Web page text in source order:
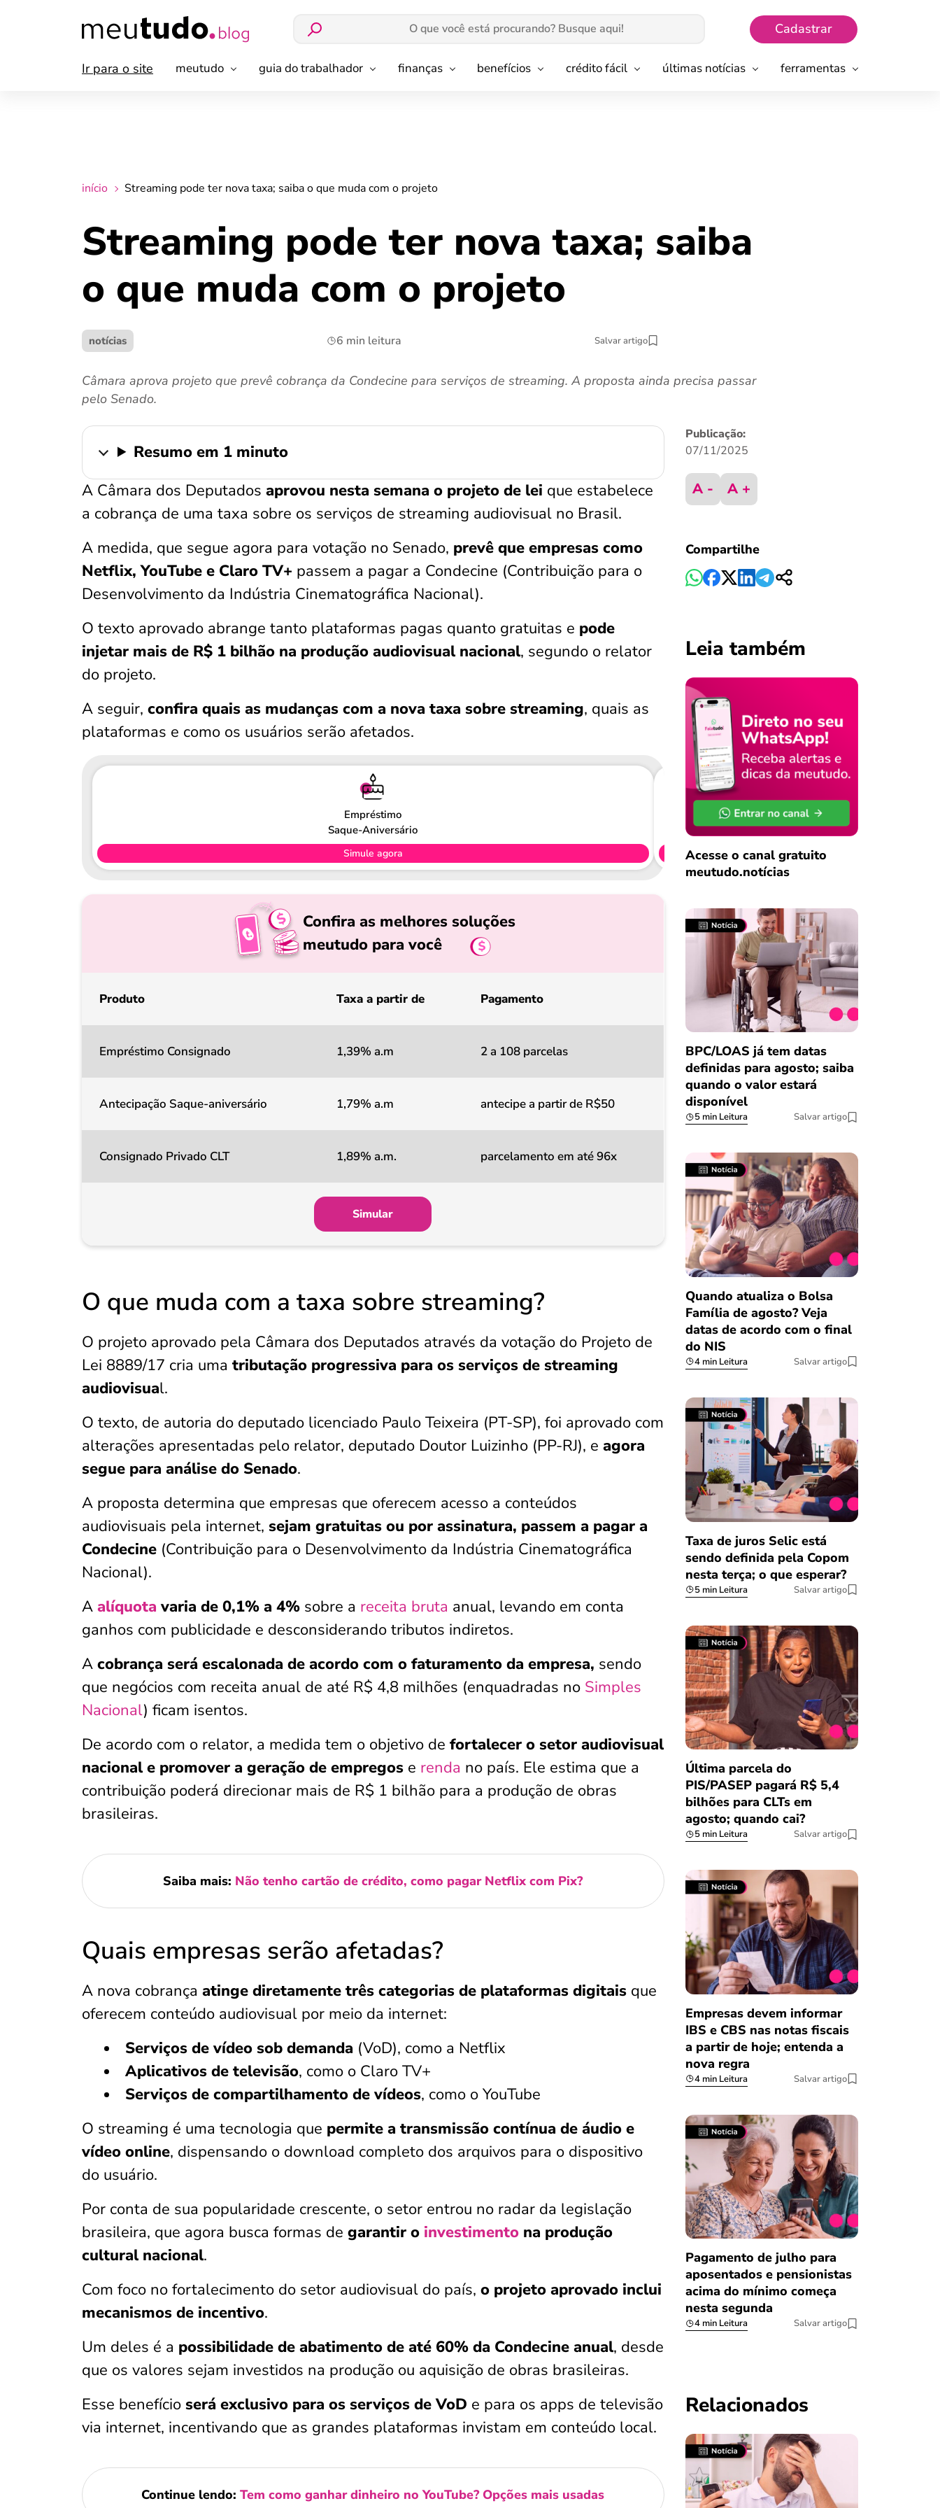
Cadastrar
Ir para o site meutudo guia do trabalhador finanças benefícios crédito fácil últimas notícias ferramentas
início Streaming pode ter nova taxa; saiba o que muda com o projeto
Streaming pode ter nova taxa; saiba
o que muda com o projeto
notícias 6 min leitura Salvar artigo
Câmara aprova projeto que prevê cobrança da Condecine para serviços de streaming. A proposta ainda precisa passar
pelo Senado.
Resumo em 1 minuto
A Câmara dos Deputados aprovou nesta semana o projeto de lei que estabelece
a cobrança de uma taxa sobre os serviços de streaming audiovisual no Brasil.
A medida, que segue agora para votação no Senado, prevê que empresas como
Netflix, YouTube e Claro TV+ passem a pagar a Condecine (Contribuição para o
Desenvolvimento da Indústria Cinematográfica Nacional).
O texto aprovado abrange tanto plataformas pagas quanto gratuitas e pode
injetar mais de R$ 1 bilhão na produção audiovisual nacional, segundo o relator
do projeto.
A seguir, confira quais as mudanças com a nova taxa sobre streaming, quais as
plataformas e como os usuários serão afetados.
Empréstimo
Saque-Aniversário
Simule agora
Confira as melhores soluções
meutudo para você
Produto Taxa a partir de Pagamento
Empréstimo Consignado 1,39% a.m 2 a 108 parcelas
Antecipação Saque-aniversário 1,79% a.m antecipe a partir de R$50
Consignado Privado CLT 1,89% a.m. parcelamento em até 96x
Simular
O que muda com a taxa sobre streaming?
O projeto aprovado pela Câmara dos Deputados através da votação do Projeto de
Lei 8889/17 cria uma tributação progressiva para os serviços de streaming
audiovisual.
O texto, de autoria do deputado licenciado Paulo Teixeira (PT-SP), foi aprovado com
alterações apresentadas pelo relator, deputado Doutor Luizinho (PP-RJ), e agora
segue para análise do Senado.
A proposta determina que empresas que oferecem acesso a conteúdos
audiovisuais pela internet, sejam gratuitas ou por assinatura, passem a pagar a
Condecine (Contribuição para o Desenvolvimento da Indústria Cinematográfica
Nacional).
A alíquota varia de 0,1% a 4% sobre a receita bruta anual, levando em conta
ganhos com publicidade e desconsiderando tributos indiretos.
A cobrança será escalonada de acordo com o faturamento da empresa, sendo
que negócios com receita anual de até R$ 4,8 milhões (enquadradas no Simples
Nacional) ficam isentos.
De acordo com o relator, a medida tem o objetivo de fortalecer o setor audiovisual
nacional e promover a geração de empregos e renda no país. Ele estima que a
contribuição poderá direcionar mais de R$ 1 bilhão para a produção de obras
brasileiras.
Saiba mais: Não tenho cartão de crédito, como pagar Netflix com Pix?
Quais empresas serão afetadas?
A nova cobrança atinge diretamente três categorias de plataformas digitais que
oferecem conteúdo audiovisual por meio da internet:
Serviços de vídeo sob demanda (VoD), como a Netflix
Aplicativos de televisão, como o Claro TV+
Serviços de compartilhamento de vídeos, como o YouTube
O streaming é uma tecnologia que permite a transmissão contínua de áudio e
vídeo online, dispensando o download completo dos arquivos para o dispositivo
do usuário.
Por conta de sua popularidade crescente, o setor entrou no radar da legislação
brasileira, que agora busca formas de garantir o investimento na produção
cultural nacional.
Com foco no fortalecimento do setor audiovisual do país, o projeto aprovado inclui
mecanismos de incentivo.
Um deles é a possibilidade de abatimento de até 60% da Condecine anual, desde
que os valores sejam investidos na produção ou aquisição de obras brasileiras.
Esse benefício será exclusivo para os serviços de VoD e para os apps de televisão
via internet, incentivando que as grandes plataformas invistam em conteúdo local.
Continue lendo:Tem como ganhar dinheiro no YouTube? Opções mais usadas
Publicação:
07/11/2025
A - A +
Compartilhe
Leia também
Acesse o canal gratuito
meutudo.notícias
BPC/LOAS já tem datas
definidas para agosto; saiba
quando o valor estará
disponível
5 min Leitura Salvar artigo
Quando atualiza o Bolsa
Família de agosto? Veja
datas de acordo com o final
do NIS
4 min Leitura Salvar artigo
Taxa de juros Selic está
sendo definida pela Copom
nesta terça; o que esperar?
5 min Leitura Salvar artigo
Última parcela do
PIS/PASEP pagará R$ 5,4
bilhões para CLTs em
agosto; quando cai?
5 min Leitura Salvar artigo
Empresas devem informar
IBS e CBS nas notas fiscais
a partir de hoje; entenda a
nova regra
4 min Leitura Salvar artigo
Pagamento de julho para
aposentados e pensionistas
acima do mínimo começa
nesta segunda
4 min Leitura Salvar artigo
Relacionados